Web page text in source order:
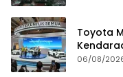
Toyota
06/08/